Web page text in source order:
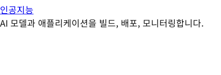
인공지능
AI 모델과 애플리케이션을 빌드, 배포, 모니터링합니다.